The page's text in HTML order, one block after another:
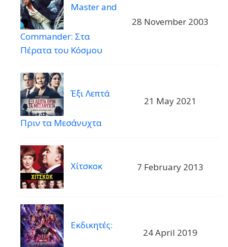
Master and
Commander: Στα
Πέρατα του Κόσμου
28 November 2003
Έξι Λεπτά
Πριν τα Μεσάνυχτα
21 May 2021
Χίτσκοκ 7 February 2013
Εκδικητές:
24 April 2019